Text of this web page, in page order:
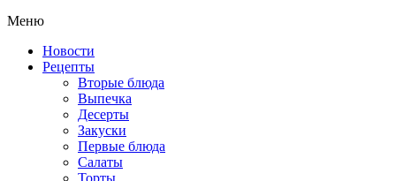
Меню
Новости
Рецепты
Вторые блюда
Выпечка
Десерты
Закуски
Первые блюда
Салаты